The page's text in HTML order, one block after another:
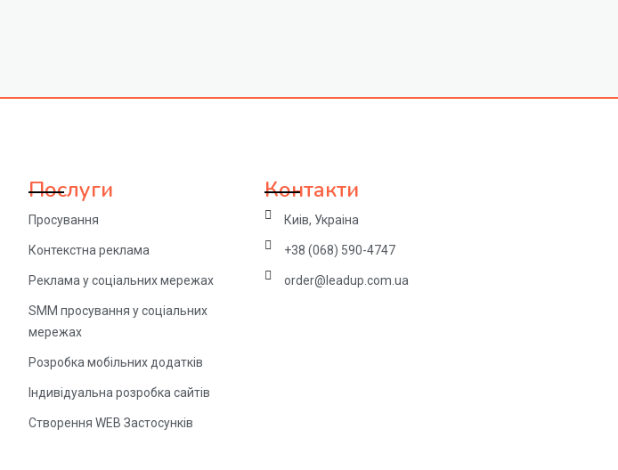
Послуги
Просування
Контекстна реклама
Реклама у соціальних мережах
SMM просування у соціальних
мережах
Розробка мобільних додатків
Індивідуальна розробка сайтів
Створення WEB Застосунків
Контакти
Киів, Украіна
+38 (068) 590-4747
order@leadup.com.ua